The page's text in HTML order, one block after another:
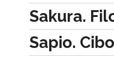
Sakura.
Sapio.